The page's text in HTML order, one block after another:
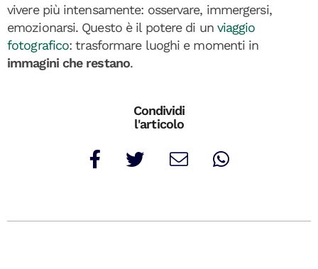
vivere più intensamente: osservare, immergersi,
emozionarsi. Questo è il potere di un viaggio
fotografico: trasformare luoghi e momenti in
immagini che restano.
Condividi
l'articolo